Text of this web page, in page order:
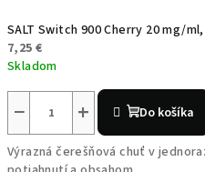
SALT Switch 900 Cherry 20 mg/
7,25 €
Skladom
+
− Do košíka
Výrazná čerešňová chuť v